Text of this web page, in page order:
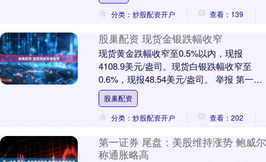
分类：炒股配资开户
查看：139
股巢配资 现货金银跌幅收窄
现货黄金跌幅收窄至0.5%以内，现报
4108.9美元/盎司。现货白银跌幅收窄至
0.6%，现报48.54美元/盎司。 举报 第一财
经广告合作，请点击这里此内容为第....
股巢配资
分类：炒股配资开户
查看：202
第一证券 尾盘：美股维持涨势 鲍威尔
称通胀略高